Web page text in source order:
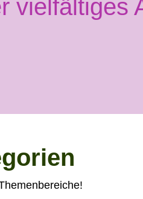
vielfältiges